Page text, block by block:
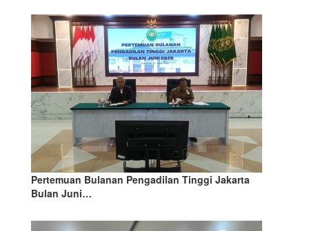
Pertemuan Bulanan Pengadilan Tinggi Jakarta
Bulan Juni…